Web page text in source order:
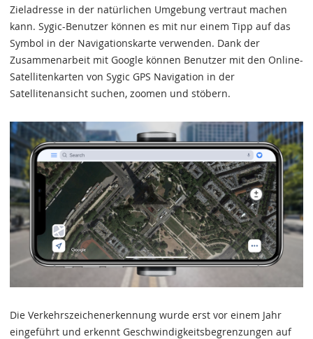
Zieladresse in der natürlichen Umgebung vertraut machen
kann. Sygic-Benutzer können es mit nur einem Tipp auf das
Symbol in der Navigationskarte verwenden. Dank der
Zusammenarbeit mit Google können Benutzer mit den Online-
Satellitenkarten von Sygic GPS Navigation in der
Satellitenansicht suchen, zoomen und stöbern.
Die Verkehrszeichenerkennung wurde erst vor einem Jahr
eingeführt und erkennt Geschwindigkeitsbegrenzungen auf